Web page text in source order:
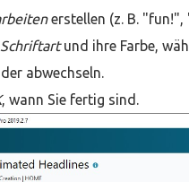
erstellen (z. B.
Schriftartund ihre Farbe,
abwechseln.
, wann Sie fertig sind.